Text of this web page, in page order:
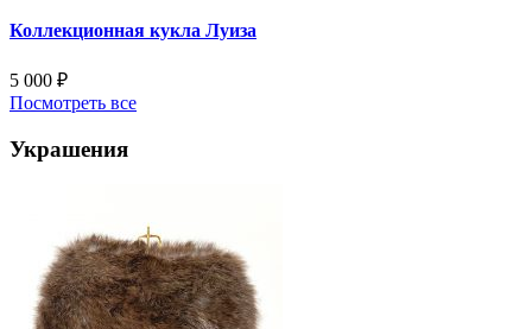
Коллекционная кукла Луиза
5 000 ₽
Посмотреть все
Украшения